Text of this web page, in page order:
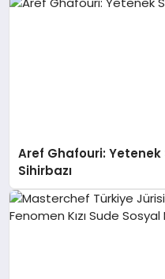
Aref Ghafouri: Yetenek
Sihirbazı